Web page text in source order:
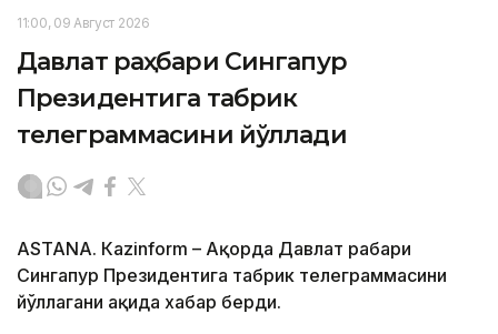
11:00, 09 Август 2026
Давлат раҳбари Сингапур
Президентига табрик
телеграммасини йўллади
ASTANА. Кazinform – Ақорда Давлат раҳбари
Сингапур Президентига табрик телеграммасини
йўллагани ҳақида хабар берди.